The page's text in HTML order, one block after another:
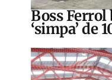
Boss Ferrol
‘simpa’ de